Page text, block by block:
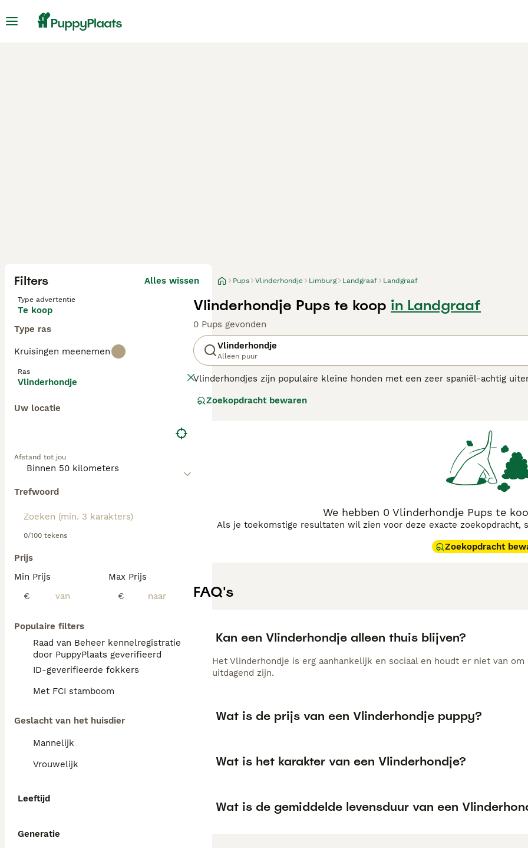
Filters Alles wissen
Type advertentie
Te koop
Type ras
Kruisingen meenemen
Ras
Vlinderhondje
Uw locatie
Afstand tot jou
Trefwoord
0/100 tekens
Prijs
Min Prijs
€
Max Prijs
€
Populaire filters
Raad van Beheer kennelregistratie
door PuppyPlaats geverifieerd
ID-geverifieerde fokkers
Met FCI stamboom
Geslacht van het huisdier
Mannelijk
Vrouwelijk
Leeftijd
Generatie
Pups Vlinderhondje Limburg Landgraaf Landgraaf
Vlinderhondje Pups te koop in Landgraaf
0 Pups gevonden
Vlinderhondje
Alleen puur
Vlinderhondjes zijn populaire kleine honden met een zeer spaniël-achtig
(papillon) doen denken. De eveneens grote oren van het
Lees onze Vlinderhondjes adviespagina voor informatie over dit hondenras.
Zoekopdracht bewaren
We hebben 0 Vlinderhondje Pups te
Als je toekomstige resultaten wil zien voor deze exacte zoekopdracht,
Zoekopdracht
FAQ's
Kan een Vlinderhondje alleen thuis blijven?
Het Vlinderhondje is erg aanhankelijk en sociaal en houdt er niet van
uitdagend zijn.
Wat is de prijs van een Vlinderhondje puppy?
Wat is het karakter van een Vlinderhondje?
Wat is de gemiddelde levensduur van een